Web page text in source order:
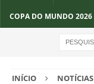
COPA DO MUNDO 2026
INÍCIO NOTÍCIAS